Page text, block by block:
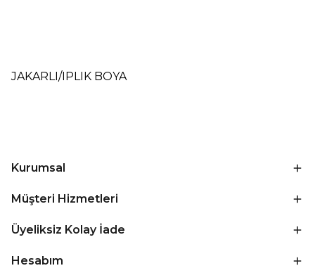
JAKARLI/IPLIK BOYA
Kurumsal
Müşteri Hizmetleri
Üyeliksiz Kolay İade
Hesabım